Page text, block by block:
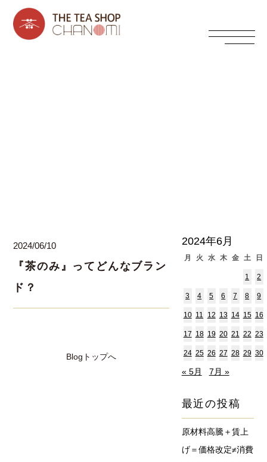
2024/06/10
『茶のみ』ってどんなブラン
ド？
Blogトップへ
2024年6月
月 火 水 木 金 土 日
1 2
3 4 5 6 7 8 9
10 11 12 13 14 15 16
17 18 19 20 21 22 23
24 25 26 27 28 29 30
« 5月 7月 »
最近の投稿
原材料高騰＋賃上
げ＝価格改定≠消費